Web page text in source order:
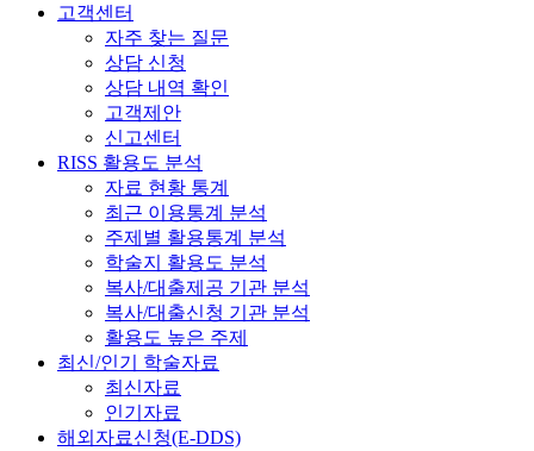
고객센터
자주 찾는 질문
상담 신청
상담 내역 확인
고객제안
신고센터
RISS 활용도 분석
자료 현황 통계
최근 이용통계 분석
주제별 활용통계 분석
학술지 활용도 분석
복사/대출제공 기관 분석
복사/대출신청 기관 분석
활용도 높은 주제
최신/인기 학술자료
최신자료
인기자료
해외자료신청(E-DDS)